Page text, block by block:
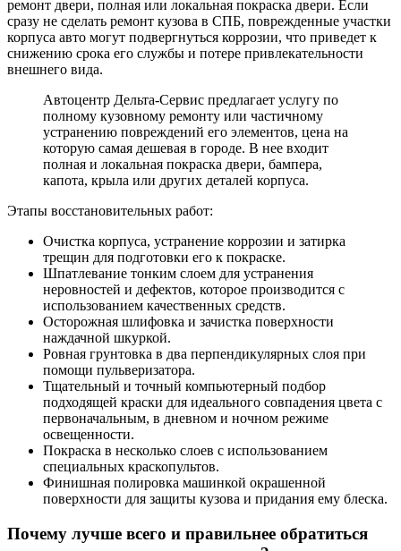
ремонт двери, полная или локальная покраска двери. Если
сразу не сделать ремонт кузова в СПБ, поврежденные участки
корпуса авто могут подвергнуться коррозии, что приведет к
снижению срока его службы и потере привлекательности
внешнего вида.
Автоцентр Дельта-Сервис предлагает услугу по
полному кузовному ремонту или частичному
устранению повреждений его элементов, цена на
которую самая дешевая в городе. В нее входит
полная и локальная покраска двери, бампера,
капота, крыла или других деталей корпуса.
Этапы восстановительных работ:
Очистка корпуса, устранение коррозии и затирка
трещин для подготовки его к покраске.
Шпатлевание тонким слоем для устранения
неровностей и дефектов, которое производится с
использованием качественных средств.
Осторожная шлифовка и зачистка поверхности
наждачной шкуркой.
Ровная грунтовка в два перпендикулярных слоя при
помощи пульверизатора.
Тщательный и точный компьютерный подбор
подходящей краски для идеального совпадения цвета с
первоначальным, в дневном и ночном режиме
освещенности.
Покраска в несколько слоев с использованием
специальных краскопультов.
Финишная полировка машинкой окрашенной
поверхности для защиты кузова и придания ему блеска.
Почему лучше всего и правильнее обратиться